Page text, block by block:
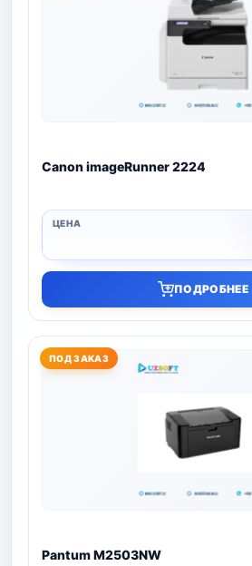
Canon imageRunner 2224
ПОДРОБНЕЕ
ПОД ЗАКАЗ
Pantum M2503NW